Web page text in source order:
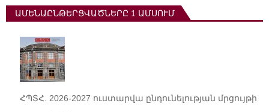
ԱՄԵՆԱԸՆԹԵՐՑՎԱԾՆԵՐԸ 1 ԱՄՍՈՒՄ
ՀՊՏՀ. 2026-2027 ուստարվա ընդունելության մրցույթի